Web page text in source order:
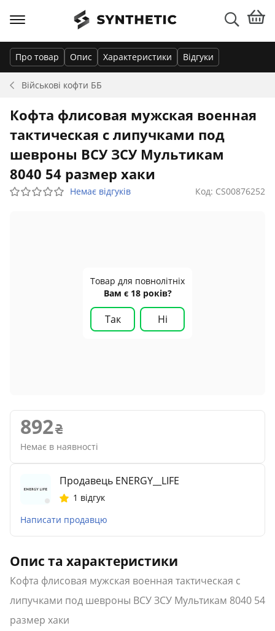
Військові кофти ББ
Про товар Опис Характеристики Відгуки
Кофта флисовая мужская военная
тактическая с липучками под
шевроны ВСУ ЗСУ Мультикам
8040 54 размер хаки
Немає відгуків Код: CS00876252
Товар для повнолітніх
Вам є 18 років?
Так Ні
892
Немає в наявності
Продавець ENERGY__LIFE
1 відгук
Написати продавцю
Опис та характеристики
Кофта флисовая мужская военная тактическая с
липучками под шевроны ВСУ ЗСУ Мультикам 8040 54
размер хаки